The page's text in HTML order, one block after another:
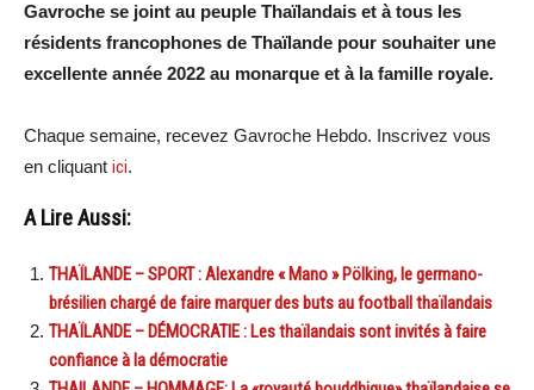
Gavroche se joint au peuple Thaïlandais et à tous les
résidents francophones de Thaïlande pour souhaiter une
excellente année 2022 au monarque et à la famille royale.
Chaque semaine, recevez Gavroche Hebdo. Inscrivez vous
en cliquant ici.
A Lire Aussi:
THAÏLANDE – SPORT : Alexandre « Mano » Pölking, le germano-
brésilien chargé de faire marquer des buts au football thaïlandais
THAÏLANDE – DÉMOCRATIE : Les thaïlandais sont invités à faire
confiance à la démocratie